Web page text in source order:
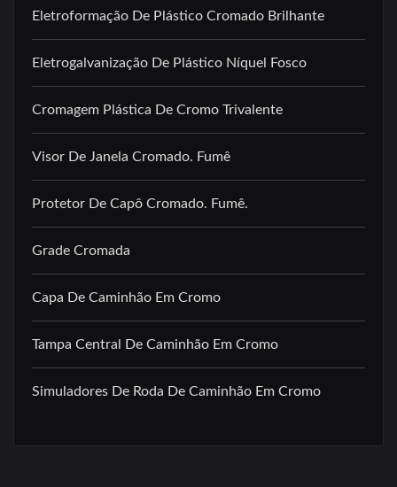
Eletroformação De Plástico Cromado Brilhante
Eletrogalvanização De Plástico Níquel Fosco
Cromagem Plástica De Cromo Trivalente
Visor De Janela Cromado. Fumê
Protetor De Capô Cromado. Fumê.
Grade Cromada
Capa De Caminhão Em Cromo
Tampa Central De Caminhão Em Cromo
Simuladores De Roda De Caminhão Em Cromo